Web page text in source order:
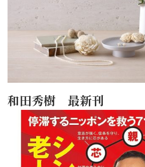
和田秀樹 最新刊